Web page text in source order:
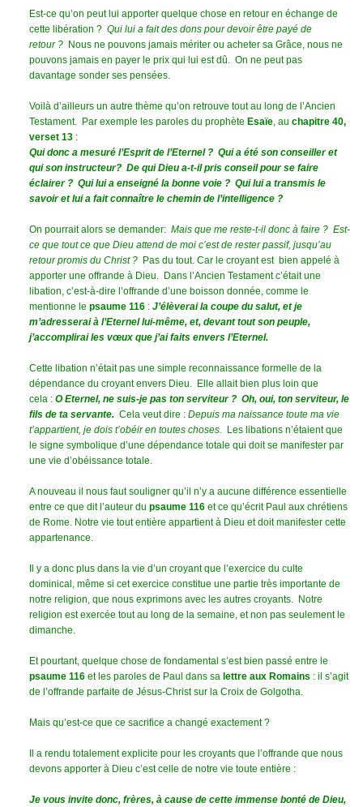
Est-ce qu’on peut lui apporter quelque chose en retour en échange de
cette libération ? Qui lui a fait des dons pour devoir être payé de
retour ? Nous ne pouvons jamais mériter ou acheter sa Grâce, nous ne
pouvons jamais en payer le prix qui lui est dû. On ne peut pas
davantage sonder ses pensées.
Voilà d’ailleurs un autre thème qu’on retrouve tout au long de l’Ancien
Testament. Par exemple les paroles du prophète Esaïe, au chapitre 40,
verset 13 :
Qui donc a mesuré l’Esprit de l’Eternel ? Qui a été son conseiller et
qui son instructeur? De qui Dieu a-t-il pris conseil pour se faire
éclairer ? Qui lui a enseigné la bonne voie ? Qui lui a transmis le
savoir et lui a fait connaître le chemin de l’intelligence ?
On pourrait alors se demander: Mais que me reste-t-il donc à faire ? Est-
ce que tout ce que Dieu attend de moi c’est de rester passif, jusqu’au
retour promis du Christ ? Pas du tout. Car le croyant est bien appelé à
apporter une offrande à Dieu. Dans l’Ancien Testament c’était une
libation, c’est-à-dire l’offrande d’une boisson donnée, comme le
mentionne le psaume 116 : J’élèverai la coupe du salut, et je
m’adresserai à l’Eternel lui-même, et, devant tout son peuple,
j’accomplirai les vœux que j’ai faits envers l’Eternel.
Cette libation n’était pas une simple reconnaissance formelle de la
dépendance du croyant envers Dieu. Elle allait bien plus loin que
cela : O Eternel, ne suis-je pas ton serviteur ? Oh, oui, ton serviteur, le
fils de ta servante. Cela veut dire : Depuis ma naissance toute ma vie
t’appartient, je dois t’obéir en toutes choses.
Les libations n’étaient que
le signe symbolique d’une dépendance totale qui doit se manifester par
une vie d’obéissance totale.
A nouveau il nous faut souligner qu’il n’y a aucune différence essentielle
entre ce que dit l’auteur du psaume 116 et ce qu’écrit Paul aux chrétiens
de Rome. Notre vie tout entière appartient à Dieu et doit manifester cette
appartenance.
Il y a donc plus dans la vie d’un croyant que l’exercice du culte
dominical, même si cet exercice constitue une partie très importante de
notre religion, que nous exprimons avec les autres croyants. Notre
religion est exercée tout au long de la semaine, et non pas seulement le
dimanche.
Et pourtant, quelque chose de fondamental s’est bien passé entre le
psaume 116 et les paroles de Paul dans sa lettre aux Romains : il s’agit
de l’offrande parfaite de Jésus-Christ sur la Croix de Golgotha.
Mais qu’est-ce que ce sacrifice a changé exactement ?
Il a rendu totalement explicite pour les croyants que l’offrande que nous
devons apporter à Dieu c’est celle de notre vie toute entière :
Je vous invite donc, frères, à cause de cette immense bonté de Dieu,